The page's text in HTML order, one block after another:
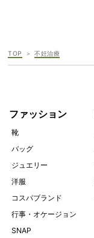
TOP 不妊治療
ファッション
靴
バッグ
ジュエリー
洋服
コスパブランド
行事・オケージョン
SNAP